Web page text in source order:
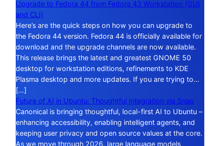
Upgrade to Fedora 44 from Fedora 43 Workstation (GUI
and CLI)
Here’s are the quick steps on how you can upgrade to
the Fedora 44 version. Fedora 44 is officially available for
download and the upgrade channels are now available.
This release brings the latest and greatest GNOME 50
desktop for workstation editions, refinements to KDE
Plasma desktop and more updates. If you are trying to…
[…]
Future of AI in Ubuntu: Thoughtful Integration via Snap
Canonical is bringing thoughtful, local-first AI to Ubuntu –
enhancing accessibility, enabling intelligent agents, and
keeping user privacy and open source values at the core.
As we move through 2026, large language models